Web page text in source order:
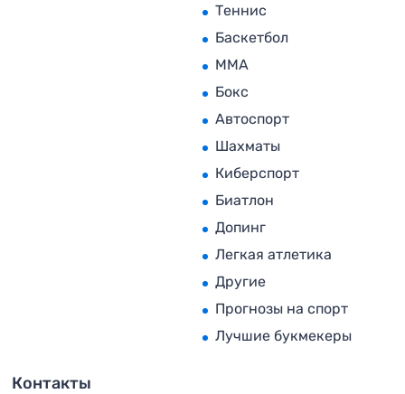
Теннис
Баскетбол
MMA
Бокс
Автоспорт
Шахматы
Киберспорт
Биатлон
Допинг
Легкая атлетика
Другие
Прогнозы на спорт
Лучшие букмекеры
Контакты